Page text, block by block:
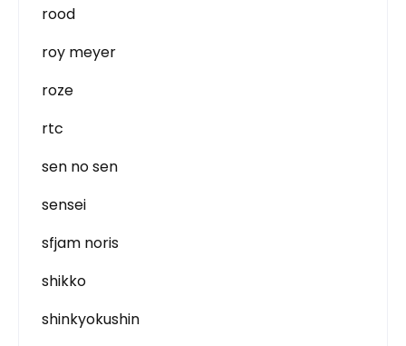
rood
roy meyer
roze
rtc
sen no sen
sensei
sfjam noris
shikko
shinkyokushin